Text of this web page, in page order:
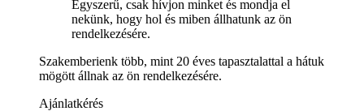
Egyszerű, csak hívjon minket és mondja el
nekünk, hogy hol és miben állhatunk az ön
rendelkezésére.
Szakemberienk több, mint 20 éves tapasztalattal a hátuk
mögött állnak az ön rendelkezésére.
Ajánlatkérés